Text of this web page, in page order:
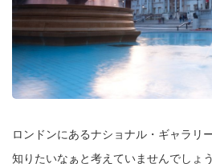
ロンドンにあるナショナル・ギャラリ
知りたいなぁと考えていませんでしょう